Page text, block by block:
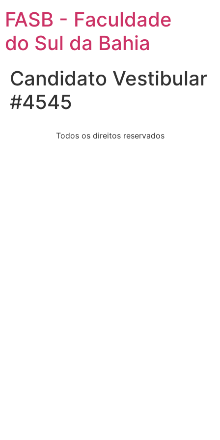
FASB - Faculdade
do Sul da Bahia
Candidato Vestibular
#4545
Todos os direitos reservados